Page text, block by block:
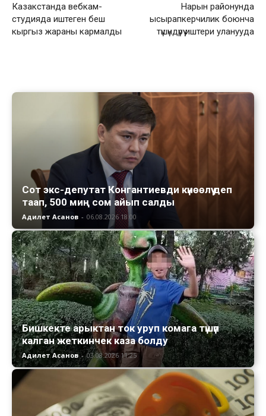
Казакстанда вебкам-
студияда иштеген беш
кыргыз жараны кармалды
Нарын районунда
ысырапкерчилик боюнча
түшүндүрүү иштери уланууда
Сот экс-депутат Конгантиевди күнөөлүү деп
таап, 500 миң сом айып салды
Адилет Асанов - 06.08.2026 18:00
Бишкекте арыктан ток уруп комага түшүп
калган жеткинчек каза болду
Адилет Асанов - 03.08.2026 11:25